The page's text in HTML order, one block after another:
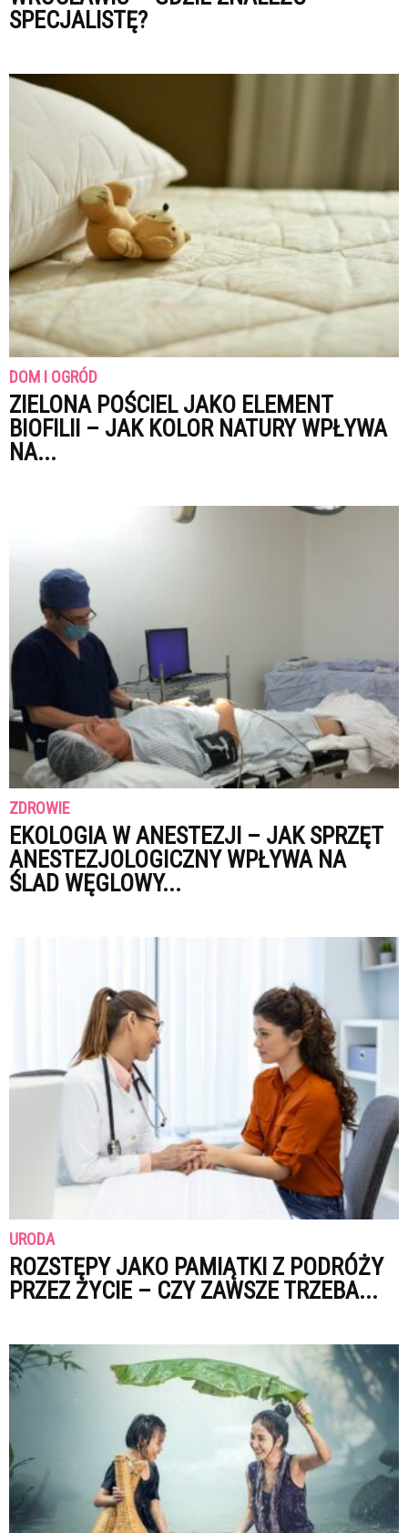
SPECJALISTĘ?
DOM I OGRÓD
ZIELONA POŚCIEL JAKO ELEMENT
BIOFILII – JAK KOLOR NATURY WPŁYWA
NA...
ZDROWIE
EKOLOGIA W ANESTEZJI – JAK SPRZĘT
ANESTEZJOLOGICZNY WPŁYWA NA
ŚLAD WĘGLOWY...
URODA
ROZSTĘPY JAKO PAMIĄTKI Z PODRÓŻY
PRZEZ ŻYCIE – CZY ZAWSZE TRZEBA...